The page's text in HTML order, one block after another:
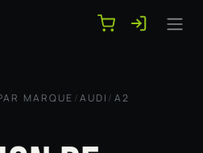
MARQUE /AUDI / A2